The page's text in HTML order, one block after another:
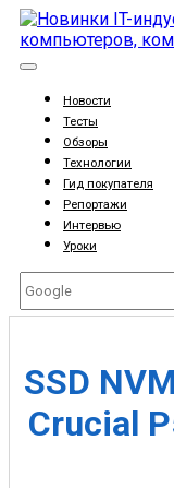
Новости
Тесты
Обзоры
Технологии
Гид покупателя
Репортажи
Интервью
Уроки
SSD
Crucial